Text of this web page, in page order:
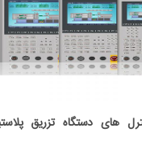
انواع کنترل های